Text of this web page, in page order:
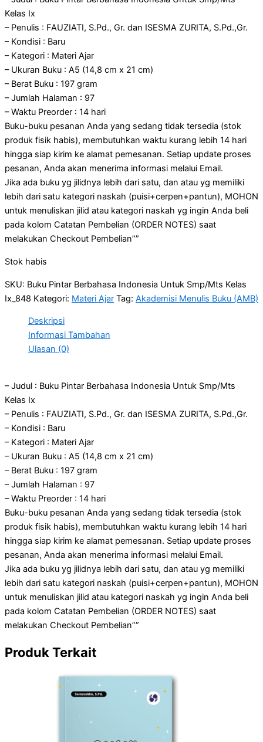
Kelas Ix
– Penulis : FAUZIATI, S.Pd., Gr. dan ISESMA ZURITA, S.Pd.,Gr.
– Kondisi : Baru
– Kategori : Materi Ajar
– Ukuran Buku : A5 (14,8 cm x 21 cm)
– Berat Buku : 197 gram
– Jumlah Halaman : 97
– Waktu Preorder : 14 hari
Buku-buku pesanan Anda yang sedang tidak tersedia (stok
produk fisik habis), membutuhkan waktu kurang lebih 14 hari
hingga siap kirim ke alamat pemesanan. Setiap update proses
pesanan, Anda akan menerima informasi melalui Email.
Jika ada buku yg jilidnya lebih dari satu, dan atau yg memiliki
lebih dari satu kategori naskah (puisi+cerpen+pantun), MOHON
untuk menuliskan jilid atau kategori naskah yg ingin Anda beli
pada kolom Catatan Pembelian (ORDER NOTES) saat
melakukan Checkout Pembelian””
Stok habis
SKU: Buku Pintar Berbahasa Indonesia Untuk Smp/Mts Kelas
Ix_848 Kategori: Materi Ajar Tag: Akademisi Menulis Buku (AMB)
Deskripsi
Informasi Tambahan
Ulasan (0)
– Judul : Buku Pintar Berbahasa Indonesia Untuk Smp/Mts
Kelas Ix
– Penulis : FAUZIATI, S.Pd., Gr. dan ISESMA ZURITA, S.Pd.,Gr.
– Kondisi : Baru
– Kategori : Materi Ajar
– Ukuran Buku : A5 (14,8 cm x 21 cm)
– Berat Buku : 197 gram
– Jumlah Halaman : 97
– Waktu Preorder : 14 hari
Buku-buku pesanan Anda yang sedang tidak tersedia (stok
produk fisik habis), membutuhkan waktu kurang lebih 14 hari
hingga siap kirim ke alamat pemesanan. Setiap update proses
pesanan, Anda akan menerima informasi melalui Email.
Jika ada buku yg jilidnya lebih dari satu, dan atau yg memiliki
lebih dari satu kategori naskah (puisi+cerpen+pantun), MOHON
untuk menuliskan jilid atau kategori naskah yg ingin Anda beli
pada kolom Catatan Pembelian (ORDER NOTES) saat
melakukan Checkout Pembelian””
Produk Terkait